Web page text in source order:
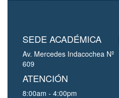
SEDE ACADÉMICA
Av. Mercedes Indacochea Nº
609
ATENCIÓN
8:00am - 4:00pm